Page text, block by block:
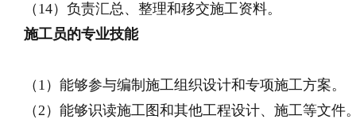
（14）负责汇总、整理和移交施工资料。
施工员的专业技能
（1）能够参与编制施工组织设计和专项施工方案。
（2）能够识读施工图和其他工程设计、施工等文件